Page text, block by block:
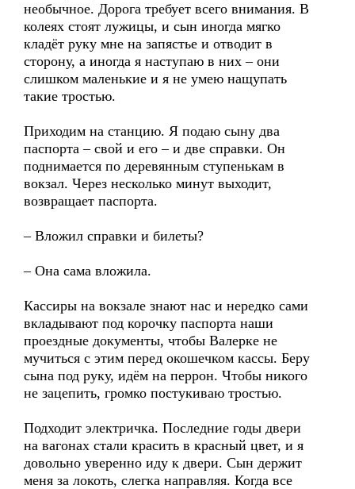
необычное. Дорога требует всего внимания. В
колеях стоят лужицы, и сын иногда мягко
кладёт руку мне на запястье и отводит в
сторону, а иногда я наступаю в них – они
слишком маленькие и я не умею нащупать
такие тростью.
Приходим на станцию. Я подаю сыну два
паспорта – свой и его – и две справки. Он
поднимается по деревянным ступенькам в
вокзал. Через несколько минут выходит,
возвращает паспорта.
– Вложил справки и билеты?
– Она сама вложила.
Кассиры на вокзале знают нас и нередко сами
вкладывают под корочку паспорта наши
проездные документы, чтобы Валерке не
мучиться с этим перед окошечком кассы. Беру
сына под руку, идём на перрон. Чтобы никого
не зацепить, громко постукиваю тростью.
Подходит электричка. Последние годы двери
на вагонах стали красить в красный цвет, и я
довольно уверенно иду к двери. Сын держит
меня за локоть, слегка направляя. Когда все